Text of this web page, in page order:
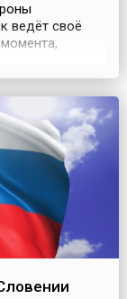
ведёт своё
новых
боя военной
защиты от